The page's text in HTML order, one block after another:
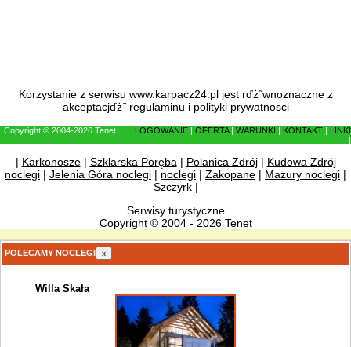
Korzystanie z serwisu www.karpacz24.pl jest rďż˝wnoznaczne z
akceptacjďż˝ regulaminu i polityki prywatnosci
Copyright © 2004-2026 Tenet LOGOWANIE OFERTA| WARUNKI KONTAKT
LINKI
| Karkonosze| Szklarska Poręba| Polanica Zdrój| Kudowa Zdrój
noclegi | Jelenia Góra noclegi | noclegi | Zakopane | Mazury noclegi |
Szczyrk|
Serwisy turystyczne
Copyright © 2004 - 2026 Tenet
POLECAMY NOCLEGI x
Willa Skała